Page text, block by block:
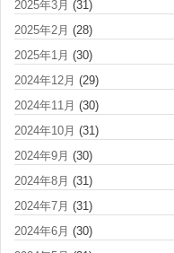
2025年3月 (31)
2025年2月 (28)
2025年1月 (30)
2024年12月 (29)
2024年11月 (30)
2024年10月 (31)
2024年9月 (30)
2024年8月 (31)
2024年7月 (31)
2024年6月 (30)